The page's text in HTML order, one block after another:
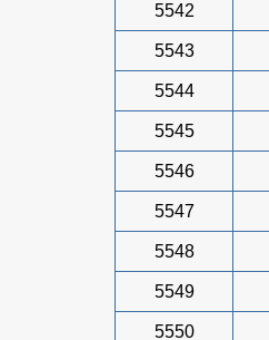
5542
5543
5544
5545
5546
5547
5548
5549
5550